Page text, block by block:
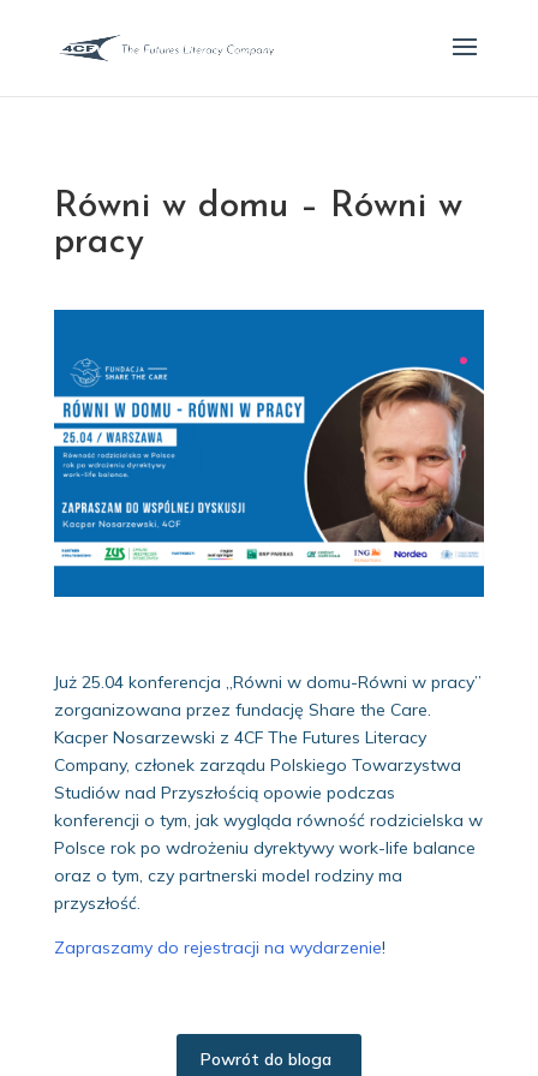
Równi w domu – Równi w
pracy
Już 25.04 konferencja „Równi w domu-Równi w pracy”
zorganizowana przez fundację Share the Care.
Kacper Nosarzewski z 4CF The Futures Literacy
Company, członek zarządu Polskiego Towarzystwa
Studiów nad Przyszłością opowie podczas
konferencji o tym, jak wygląda równość rodzicielska w
Polsce rok po wdrożeniu dyrektywy work-life balance
oraz o tym, czy partnerski model rodziny ma
przyszłość.
Zapraszamy do rejestracji na wydarzenie!
Powrót do bloga